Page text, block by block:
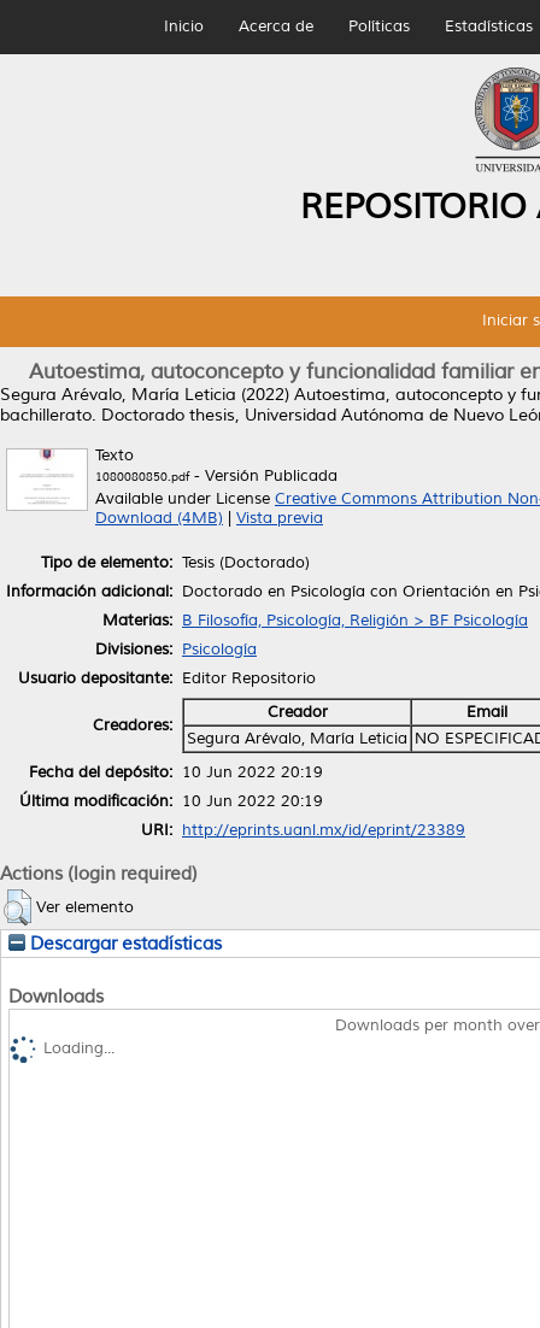
Inicio Acerca de Políticas Estadísticas
Iniciar
Autoestima, autoconcepto y funcionalidad familiar
Segura Arévalo, María Leticia (2022) Autoestima, autoconcepto y
bachillerato. Doctorado thesis, Universidad Autónoma de Nuevo
Texto
1080080850.pdf- Versión Publicada
Available under License Creative Commons Attribution
Download (4MB)
Vista previa
Tipo de elemento: Tesis (Doctorado)
Información adicional: Doctorado en Psicología con Orientación en
Materias: B Filosofía, Psicología, Religión > BF Psicología
Divisiones: Psicología
Usuario depositante: Editor Repositorio
Creadores:
Creador
Email
Segura Arévalo, María Leticia NO
Fecha del depósito: 10 Jun 2022 20:19
Última modificación: 10 Jun 2022 20:19
URI: http://eprints.uanl.mx/id/eprint/23389
Actions (login required)
Ver elemento
Descargar estadísticas
Downloads
Downloads per month
Loading...